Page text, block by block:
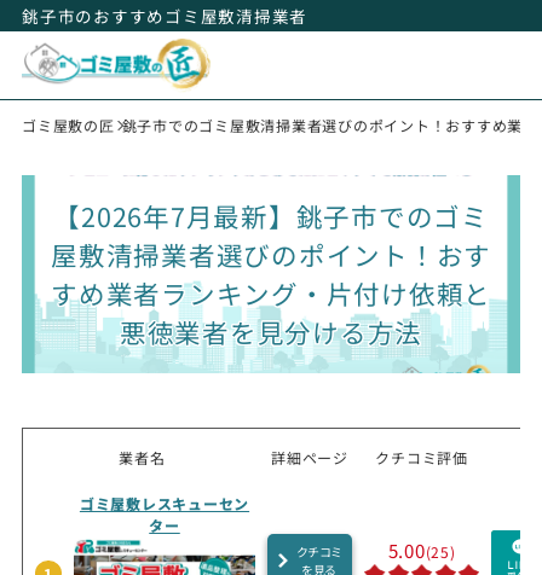
銚子市のおすすめゴミ屋敷清掃業者
ゴミ屋敷の匠 銚子市でのゴミ屋敷清掃業者選びのポイント！おすすめ業
【2026年7月最新】銚子市でのゴミ
屋敷清掃業者選びのポイント！おす
すめ業者ランキング・片付け依頼と
悪徳業者を見分ける方法
業者名 詳細ページ クチコミ評価
ゴミ屋敷レスキューセン
ター
クチコミ
を見る
5.00(25)